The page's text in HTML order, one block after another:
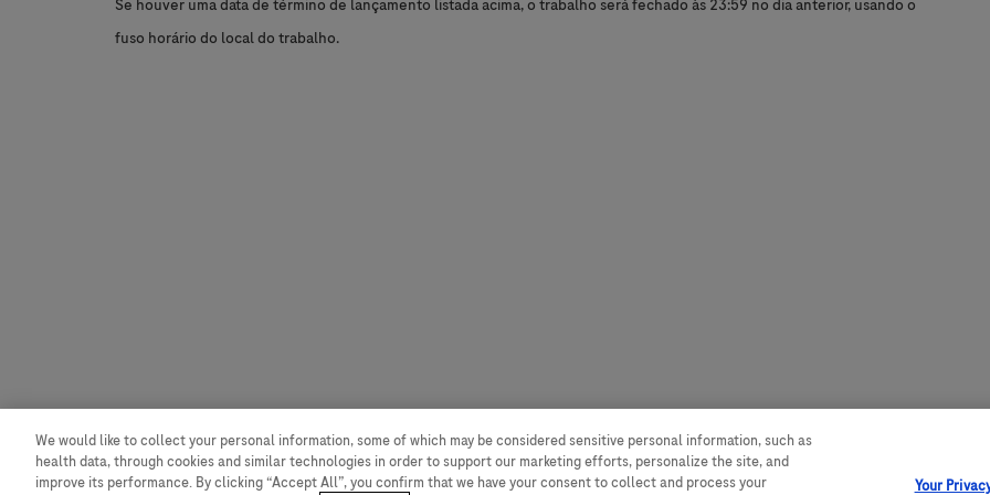
Se houver uma data de término de lançamento listada acima, o trabalho será fechado às 23:59 no dia anterior, usando o
fuso horário do local do trabalho.
We would like to collect your personal information, some of which may be considered sensitive personal information, such as
health data, through cookies and similar technologies in order to support our marketing efforts, personalize the site, and
improve its performance. By clicking “Accept All”, you confirm that we have your consent to collect and process your
Your